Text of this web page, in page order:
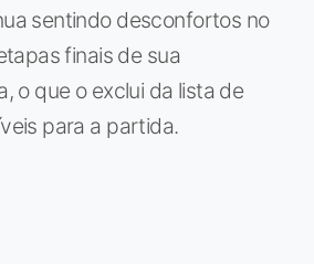
sentindo desconfortos no
finais de sua
o que o exclui da lista de
para a partida.